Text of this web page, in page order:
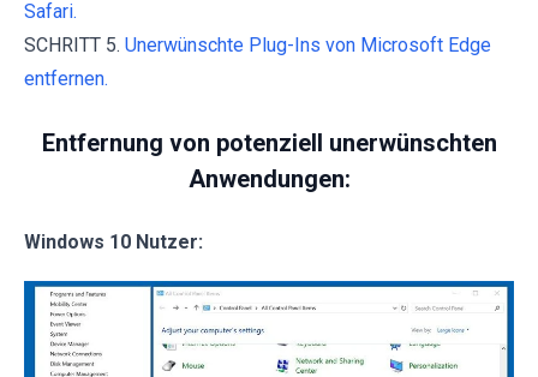
Safari.
SCHRITT 5. Unerwünschte Plug-Ins von Microsoft Edge
entfernen.
Entfernung von potenziell unerwünschten
Anwendungen:
Windows 10 Nutzer: